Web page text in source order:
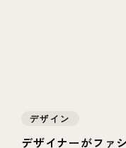
デザイン
デザイナーがファ